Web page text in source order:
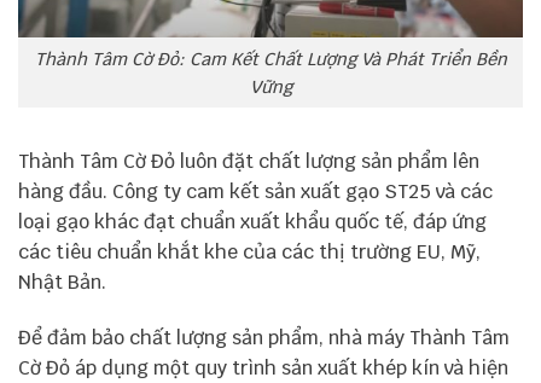
Thành Tâm Cờ Đỏ: Cam Kết Chất Lượng Và Phát Triển Bền
Vững
Thành Tâm Cờ Đỏ luôn đặt chất lượng sản phẩm lên
hàng đầu. Công ty cam kết sản xuất gạo ST25 và các
loại gạo khác đạt chuẩn xuất khẩu quốc tế, đáp ứng
các tiêu chuẩn khắt khe của các thị trường EU, Mỹ,
Nhật Bản.
Để đảm bảo chất lượng sản phẩm, nhà máy Thành Tâm
Cờ Đỏ áp dụng một quy trình sản xuất khép kín và hiện